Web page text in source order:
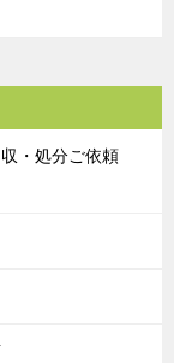
収・処分ご依頼